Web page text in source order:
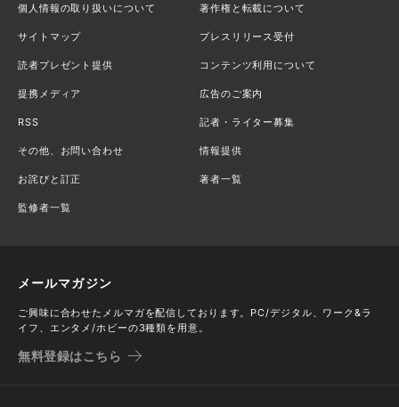
個人情報の取り扱いについて 著作権と転載について
サイトマップ プレスリリース受付
読者プレゼント提供 コンテンツ利用について
提携メディア 広告のご案内
RSS 記者・ライター募集
その他、お問い合わせ 情報提供
お詫びと訂正 著者一覧
監修者一覧
メールマガジン
ご興味に合わせたメルマガを配信しております。PC/デジタル、ワーク&ラ
イフ、エンタメ/ホビーの3種類を用意。
無料登録はこちら